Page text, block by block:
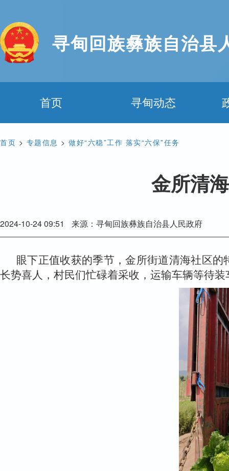
寻甸回族彝族自治县
首页 寻甸动态
首页 > 专题信息 > 做好“六稳”工作 落实“六保”任务
金所清
2024-10-24 09:51 来源：寻甸回族彝族自治县人民政府
眼下正值收获的季节，金所街道清海社区
长势喜人， 村民们忙碌着采收 ， 运输车辆等待